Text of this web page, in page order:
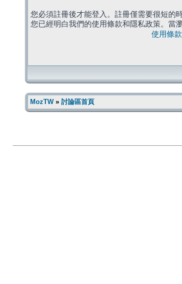
您必須註冊後才能登入。註冊僅需要很短的
您已經明白我們的使用條款和隱私政策。當
使用條款
MozTW» 討論區首頁